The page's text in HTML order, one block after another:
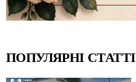
ПОПУЛЯРНІ СТАТТІ